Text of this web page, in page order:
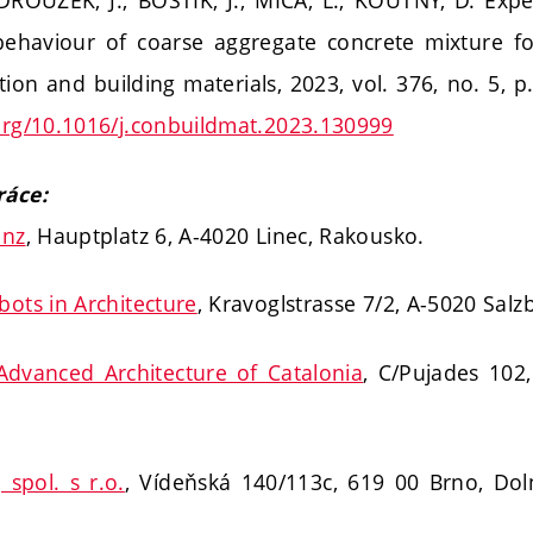
of coarse aggregate concrete mixture
and building materials, 2023, vol. 376, no. 5,
10.1016/j.conbuildmat.2023.130999
, Hauptplatz 6, A-4020 Linec, Rakousko.
in Architecture, Kravoglstrasse 7/2, A-5020
Architecture of Catalonia, C/Pujades
spol. s r.o., Vídeňská 140/113c, 619 00 Brno,